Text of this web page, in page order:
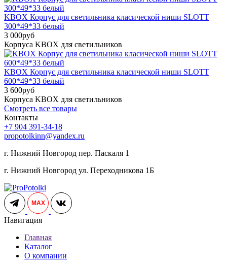
KBOX Корпус для светильника класической ниши SLOTT
300*49*33 белый
3 000руб
Корпуса KBOX для светильников
KBOX Корпус для светильника класической ниши SLOTT
600*49*33 белый
3 600руб
Корпуса KBOX для светильников
Смотреть все товары
Контакты
+7 904 391-34-18
propotolkinn@yandex.ru
г. Нижний Новгород пер. Паскаля 1
г. Нижний Новгород ул. Переходникова 1Б
MAX
Навигация
Главная
Каталог
О компании